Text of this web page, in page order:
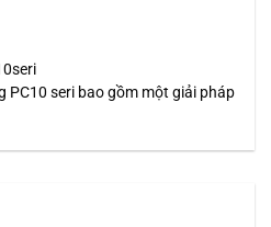
PC10 seri bao gồm một giải pháp